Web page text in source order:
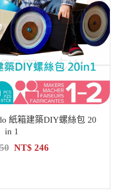
紙箱建築DIY螺絲包 20
in 1
246